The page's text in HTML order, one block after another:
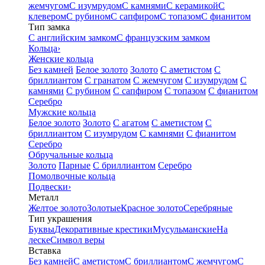
жемчугомС изумрудомС камнямиС керамикойС
клеверомС рубиномС сапфиромС топазомС фианитом
Тип замка
С английским замкомС французским замком
Кольца›
Женские кольца
Без камней Белое золото Золото С аметистом С
бриллиантом С гранатом С жемчугом С изумрудом С
камнями С рубином С сапфиром С топазом С фианитом
Серебро
Мужские кольца
Белое золото Золото С агатом С аметистом С
бриллиантом С изумрудом С камнями С фианитом
Серебро
Обручальные кольца
Золото Парные С бриллиантом Серебро
Помолвочные кольца
Подвески›
Металл
Желтое золотоЗолотыеКрасное золотоСеребряные
Тип украшения
БуквыДекоративные крестикиМусульманскиеНа
лескеСимвол веры
Вставка
Без камнейС аметистомС бриллиантомС жемчугомС